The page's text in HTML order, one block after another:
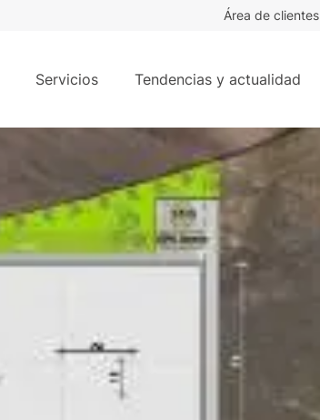
Área de clientes
Servicios Tendencias y actualidad